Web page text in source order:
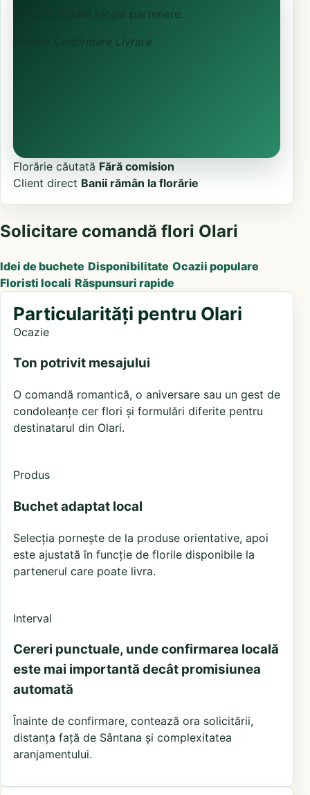
Căutăm florării locale partenere.
Confirmare Livrare
Florărie căutată Fără comision
Client direct Banii rămân la florărie
Solicitare comandă flori Olari
Idei de buchete Disponibilitate Ocazii populare
Floristi locali Răspunsuri rapide
Particularități pentru Olari
Ocazie
Ton potrivit mesajului
O comandă romantică, o aniversare sau un gest de
condoleanțe cer flori și formulări diferite pentru
destinatarul din Olari.
Produs
Buchet adaptat local
Selecția pornește de la produse orientative, apoi
este ajustată în funcție de florile disponibile la
partenerul care poate livra.
Interval
Cereri punctuale, unde confirmarea locală
este mai importantă decât promisiunea
automată
Înainte de confirmare, contează ora solicitării,
distanța față de Sântana și complexitatea
aranjamentului.